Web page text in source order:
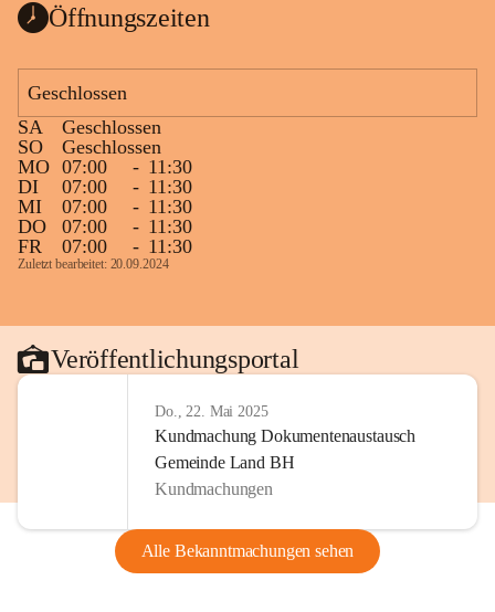
Öffnungszeiten
Geschlossen
SA
Geschlossen
SO
Geschlossen
MO 07:00 - 11:30
DI
07:00 - 11:30
MI
07:00 - 11:30
DO
07:00 - 11:30
FR
07:00 - 11:30
Zuletzt bearbeitet: 20.09.2024
Veröffentlichungsportal
Do., 22. Mai 2025
Kundmachung Dokumentenaustausch
Gemeinde Land BH
Kundmachungen
Alle Bekanntmachungen sehen